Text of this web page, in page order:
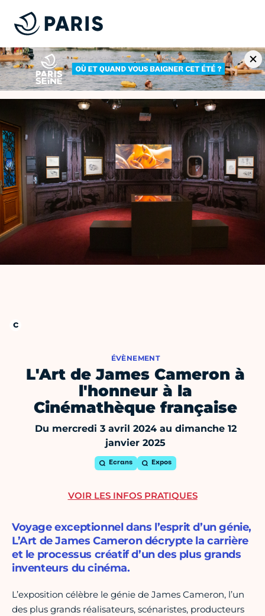
ÉVÈNEMENT
L'Art de James Cameron à
l'honneur à la
Cinémathèque française
Du mercredi 3 avril 2024 au dimanche 12
janvier 2025
Ecrans Expos
Voyage exceptionnel dans l’esprit d’un génie,
L’Art de James Cameron décrypte la carrière
et le processus créatif d’un des plus grands
inventeurs du cinéma.
L’exposition célèbre le génie de James Cameron, l’un
des plus grands réalisateurs, scénaristes, producteurs
VOIR LES INFOS PRATIQUES